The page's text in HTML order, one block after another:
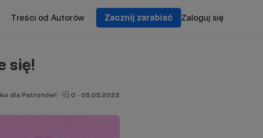
Treści od Autorów Zacznij zarabiać Zaloguj się
się!
dla Patronów! · 0 · 05.05.2022